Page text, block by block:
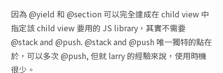
因為 @yield 和 @section 可以完全達成在 child view 中
指定該 child view 要用的 JS library，其實不需要
@stack and @push. @stack and @push 唯一獨特的點在
於，可以多次 @push, 但就 larry 的經驗來說，使用時機
很少。